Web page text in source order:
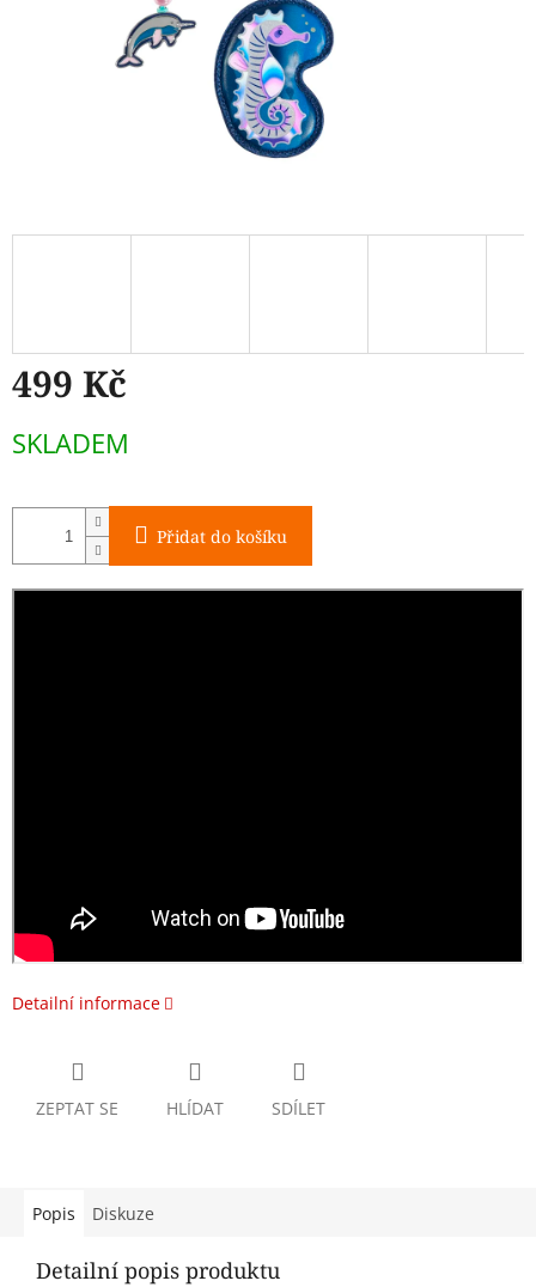
499 Kč
cena:
SKLADEM
Přidat do košíku
Detailní informace
ZEPTAT SE HLÍDAT SDÍLET
Popis Diskuze
Detailní popis produktu